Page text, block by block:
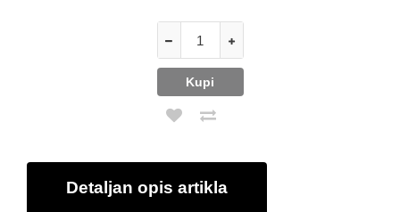
Detaljan opis artikla